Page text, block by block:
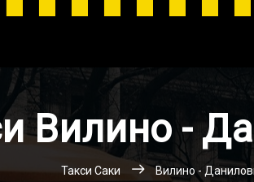
Вилино -
Такси Саки Вилино -